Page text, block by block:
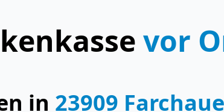
vor
in 23909